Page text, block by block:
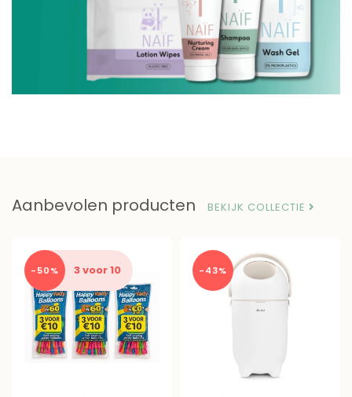
Aanbevolen producten BEKIJK COLLECTIE
-50% 3 voor 10 -43%